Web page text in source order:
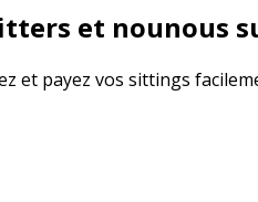
et nounous
et payez vos sittings